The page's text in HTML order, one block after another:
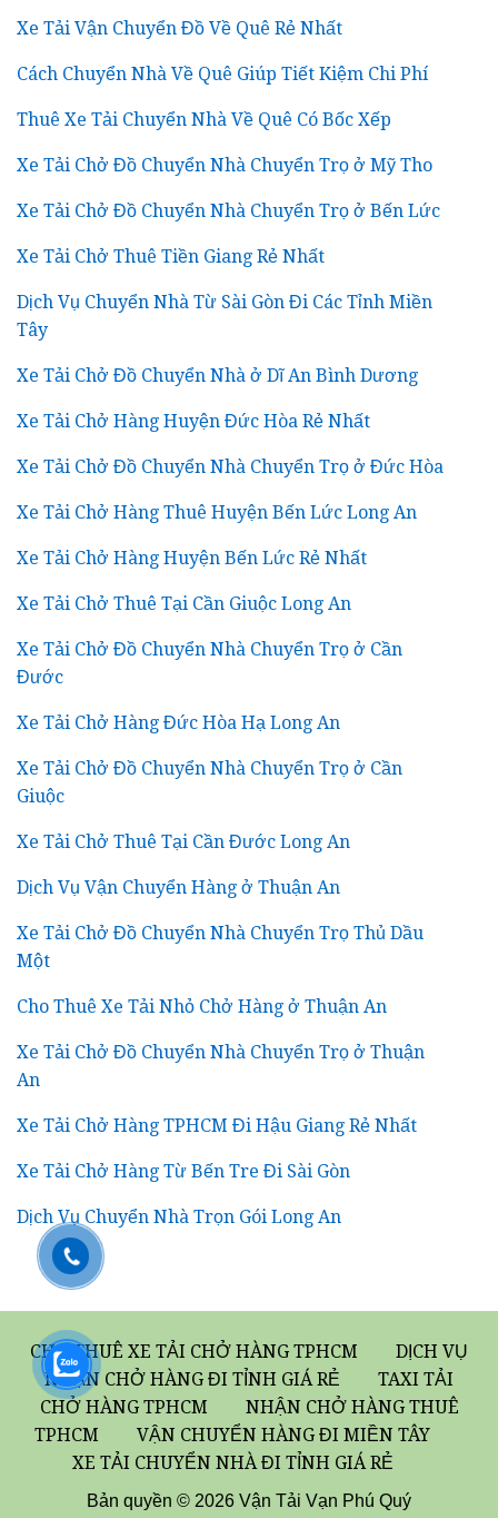
Xe Tải Vận Chuyển Đồ Về Quê Rẻ Nhất
Cách Chuyển Nhà Về Quê Giúp Tiết Kiệm Chi Phí
Thuê Xe Tải Chuyển Nhà Về Quê Có Bốc Xếp
Xe Tải Chở Đồ Chuyển Nhà Chuyển Trọ ở Mỹ Tho
Xe Tải Chở Đồ Chuyển Nhà Chuyển Trọ ở Bến Lức
Xe Tải Chở Thuê Tiền Giang Rẻ Nhất
Dịch Vụ Chuyển Nhà Từ Sài Gòn Đi Các Tỉnh Miền
Tây
Xe Tải Chở Đồ Chuyển Nhà ở Dĩ An Bình Dương
Xe Tải Chở Hàng Huyện Đức Hòa Rẻ Nhất
Xe Tải Chở Đồ Chuyển Nhà Chuyển Trọ ở Đức Hòa
Xe Tải Chở Hàng Thuê Huyện Bến Lức Long An
Xe Tải Chở Hàng Huyện Bến Lức Rẻ Nhất
Xe Tải Chở Thuê Tại Cần Giuộc Long An
Xe Tải Chở Đồ Chuyển Nhà Chuyển Trọ ở Cần
Đước
Xe Tải Chở Hàng Đức Hòa Hạ Long An
Xe Tải Chở Đồ Chuyển Nhà Chuyển Trọ ở Cần
Giuộc
Xe Tải Chở Thuê Tại Cần Đước Long An
Dịch Vụ Vận Chuyển Hàng ở Thuận An
Xe Tải Chở Đồ Chuyển Nhà Chuyển Trọ Thủ Dầu
Một
Cho Thuê Xe Tải Nhỏ Chở Hàng ở Thuận An
Xe Tải Chở Đồ Chuyển Nhà Chuyển Trọ ở Thuận
An
Xe Tải Chở Hàng TPHCM Đi Hậu Giang Rẻ Nhất
Xe Tải Chở Hàng Từ Bến Tre Đi Sài Gòn
Dịch Vụ Chuyển Nhà Trọn Gói Long An
CHO THUÊ XE TẢI CHỞ HÀNG TPHCM
DỊCH VỤ
NHẬN CHỞ HÀNG ĐI TỈNH GIÁ RẺ
TAXI TẢI
CHỞ HÀNG TPHCM
NHẬN CHỞ HÀNG THUÊ
TPHCM
VẬN CHUYỂN HÀNG ĐI MIỀN TÂY
XE TẢI CHUYỂN NHÀ ĐI TỈNH GIÁ RẺ
Bản quyền © 2026 Vận Tải Vạn Phú Quý